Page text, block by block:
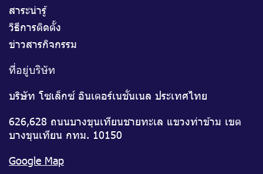
สาระน่ารู้
วิธีการติดตั้ง
ข่าวสารกิจกรรม
ที่อยู่บริษัท
บริษัท โซเล็กซ์ อินเตอร์เนชั่นเนล ประเทศไทย
626,628 ถนนบางขุนเทียนชายทะเล แขวงท่าข้าม เขต
บางขุนเทียน กทม. 10150
Google Map